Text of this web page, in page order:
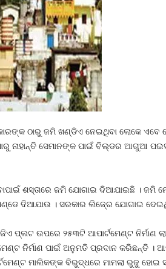
ଠାରୁ ଜମି ଖଣ୍ଡିଏ ନେଇଥିବା ଲୋକେ
ନାହାନ୍ତି ସେମାନଙ୍କ ପାଇଁ ବିଲ୍ଡର ଆଗୁଆ
ଶସ୍ତାରେ ଜମି ଯୋଗାଇ ଦିଆଯାଇଛି । ଜମି
ଦିଆଯାଉ । ସରକାର ଲିଜ୍‍ରେ ଯୋଗାଇ
ଜିଏ ପ୍ଲଟ ଉପରେ ୨୫୩ଟି ଆପାର୍ଟମେଣ୍ଟ
ନିର୍ମାଣ ପାଇଁ ଅନୁମତି ପ୍ରଦାନ କରିଛନ୍ତି ।
ମାଲିକଙ୍କ ବିରୁଦ୍ଧରେ ମାମଲା ରୁଜୁ ହୋଇ